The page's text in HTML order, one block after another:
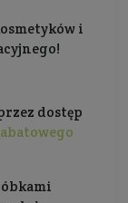
i
dostęp